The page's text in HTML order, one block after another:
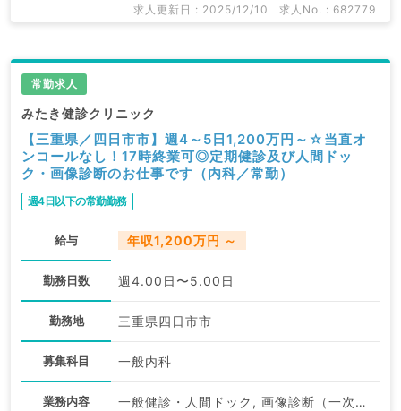
求人更新日 : 2025/12/10 求人No. : 682779
常勤求人
みたき健診クリニック
【三重県／四日市市】週4～5日1,200万円～☆当直オ
ンコールなし！17時終業可◎定期健診及び人間ドッ
ク・画像診断のお仕事です（内科／常勤）
週4日以下の常勤勤務
給与 年収1,200万円 ～
勤務日数 週4.00日〜5.00日
勤務地 三重県四日市市
募集科目 一般内科
業務内容 一般健診・人間ドック, 画像診断（一次読影）